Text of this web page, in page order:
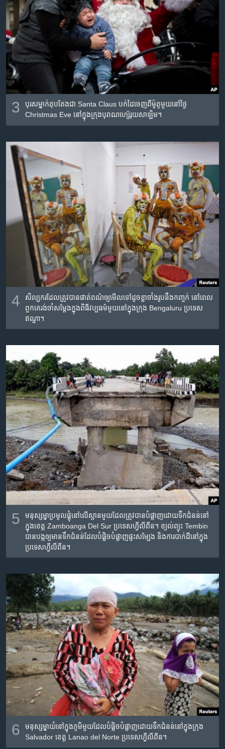
3
បុរស​ម្នាក់​តុបតែង​ជា Santa Claus បក់​ដៃ​ចេញ​ពី​ម៉ូតូ​មួយ​នៅ​ថ្ងៃ
Christmas Eve នៅ​ក្នុង​ក្រុង​បុរាណ​ហ្ស៊េរុយសាឡិម។
4
សិល្បករ​ដែល​ត្រូវ​បាន​ផាត់​ពណ៌​ឲ្យ​មើល​ទៅ​ដូច​ខ្លា​ចាំង​រូប​នឹង​កញ្ចក់​ នៅ​ពេល​
ពួកគេ​រង់ចាំ​សម្តែង​ក្នុង​ពិធី​វប្បធម៌​មួយ​នៅ​ក្នុង​ក្រុង Bengaluru ប្រទេស​
ឥណ្ឌា។
5
មនុស្ស​ម្នា​ប្រមូល​ផ្តុំ​នៅ​លើ​ស្ពាន​មួយ​ដែល​ត្រូវ​បាន​បំផ្លាញ​ដោយ​ទឹក​ជំនន់​នៅ​
ក្នុង​ខេត្ត Zamboanga Del Sur ប្រទេស​ហ្វីលីពីន។ ខ្យល់​ព្យុះ Tembin
បាន​បង្ក​ឲ្យ​មាន​ទឹក​ជំនន់​ដែល​បំផ្លិច​បំផ្លាញ​ផ្ទះ​សម្បែង និង​ការ​បាក់​ដី​នៅ​ក្នុង​
ប្រទេស​ហ្វីលីពីន។
6
មនុស្ស​ម្នា​យំ​នៅ​ក្នុង​ភូមិ​មួយ​ដែល​បំផ្លិច​បំផ្លាញ​ដោយ​ទឹក​ជំនន់​នៅ​ក្នុង​ក្រុង
Salvador ខេត្ត Lanao del Norte ប្រទេស​ហ្វីលីពីន។